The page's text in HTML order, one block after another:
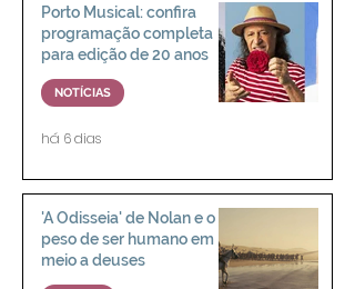
Porto Musical: confira
programação completa
para edição de 20 anos
NOTÍCIAS
há 6 dias
'A Odisseia' de Nolan e o
peso de ser humano em
meio a deuses